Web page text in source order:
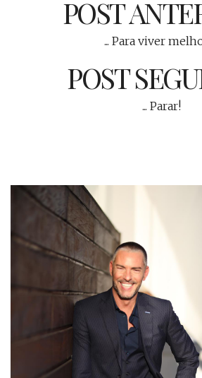
POST
... Para viver
POST
... Parar!